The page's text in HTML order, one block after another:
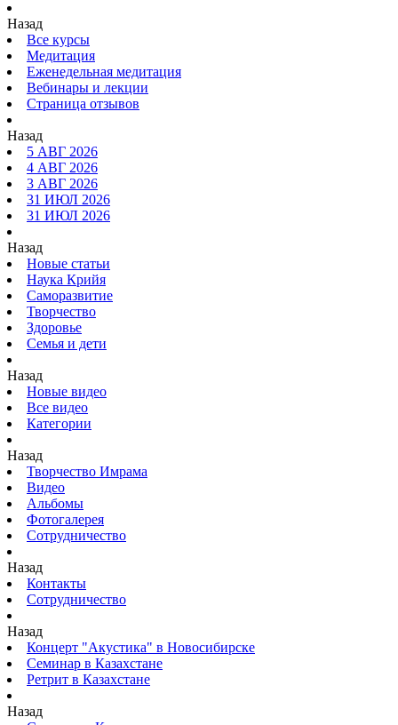
Назад
Все курсы
Медитация
Еженедельная медитация
Вебинары и лекции
Страница отзывов
Назад
5 АВГ 2026
4 АВГ 2026
3 АВГ 2026
31 ИЮЛ 2026
31 ИЮЛ 2026
Назад
Новые статьи
Наука Крийя
Саморазвитие
Творчество
Здоровье
Семья и дети
Назад
Новые видео
Все видео
Категории
Назад
Творчество Имрама
Видео
Альбомы
Фотогалерея
Сотрудничество
Назад
Контакты
Сотрудничество
Назад
Концерт "Акустика" в Новосибирске
Семинар в Казахстане
Ретрит в Казахстане
Назад